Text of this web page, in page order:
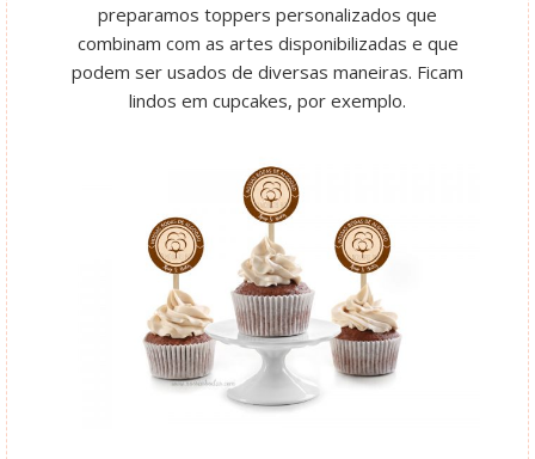
preparamos toppers personalizados que
combinam com as artes disponibilizadas e que
podem ser usados de diversas maneiras. Ficam
lindos em cupcakes, por exemplo.